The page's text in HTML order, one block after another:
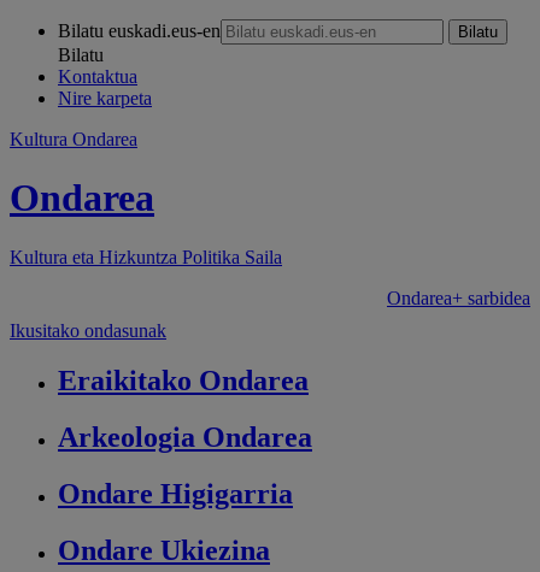
Bilatu euskadi.eus-en
Bilatu
Kontaktua
Nire karpeta
Kultura Ondarea
Ondarea
Kultura eta Hizkuntza Politika Saila
Ondarea+ sarbidea
Ikusitako ondasunak
Eraikitako Ondarea
Arkeologia Ondarea
Ondare Higigarria
Ondare Ukiezina